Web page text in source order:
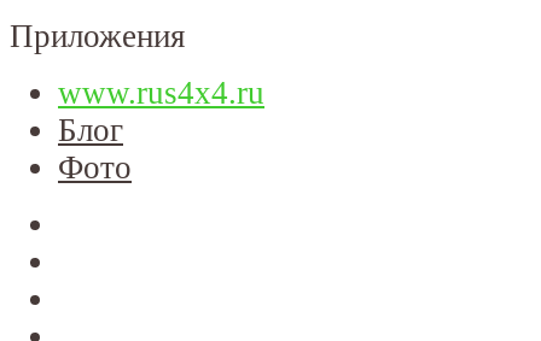
Приложения
www.rus4x4.ru
Блог
Фото